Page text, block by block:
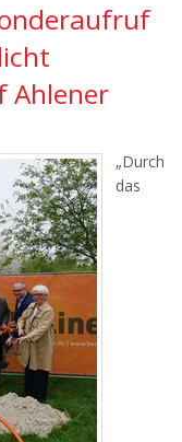
Ahlener
„Durch
das